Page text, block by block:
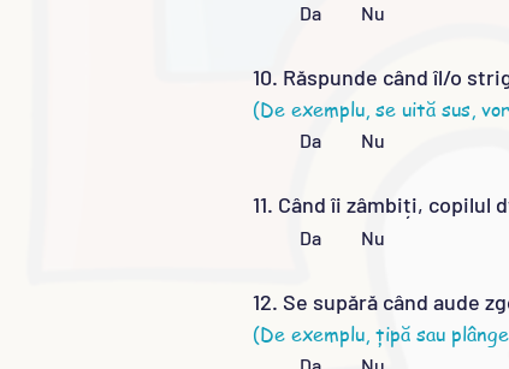
Da Nu
10. Răspunde când îl/o
(De exemplu, se uită sus,
Da Nu
11. Când îi zâmbiți, copilul
Da Nu
12. Se supără când aude
(De exemplu, țipă sau